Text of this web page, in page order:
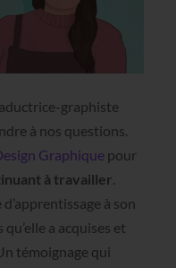
graphiste
à nos questions.
Graphiquepour
à travailler.
à son
a acquises et
témoignage qui